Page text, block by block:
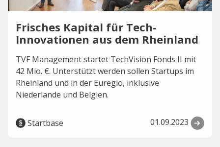
Frisches Kapital für Tech-
Innovationen aus dem Rheinland
TVF Management startet TechVision Fonds II mit
42 Mio. €. Unterstützt werden sollen Startups im
Rheinland und in der Euregio, inklusive
Niederlande und Belgien.
Startbase 01.09.2023